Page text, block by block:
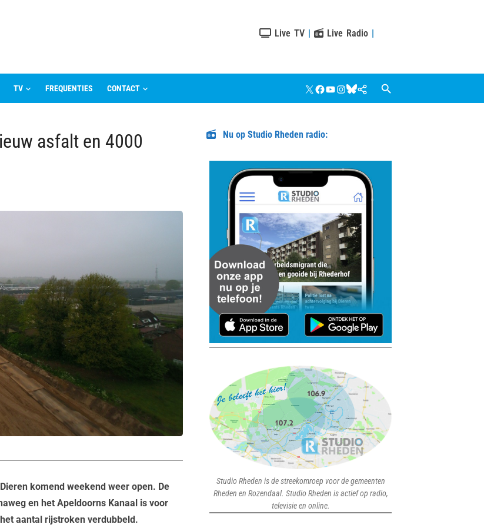
Live TV | Live Radio |
TV FREQUENTIES CONTACT X Facebook
YouTube
Instagram
Bluesky
Google
Nieuws
asfalt en 4000
komend weekend weer open. De
en het Apeldoorns Kanaal is voor
aantal rijstroken verdubbeld.
Nu op Studio Rheden radio:
Studio Rheden is de streekomroep voor de gemeenten
Rheden en Rozendaal. Studio Rheden is actief op radio,
televisie en online.